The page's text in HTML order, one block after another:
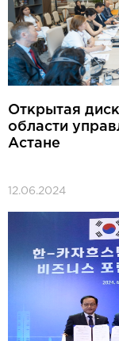
Открытая
области
Астане
12.06.2024